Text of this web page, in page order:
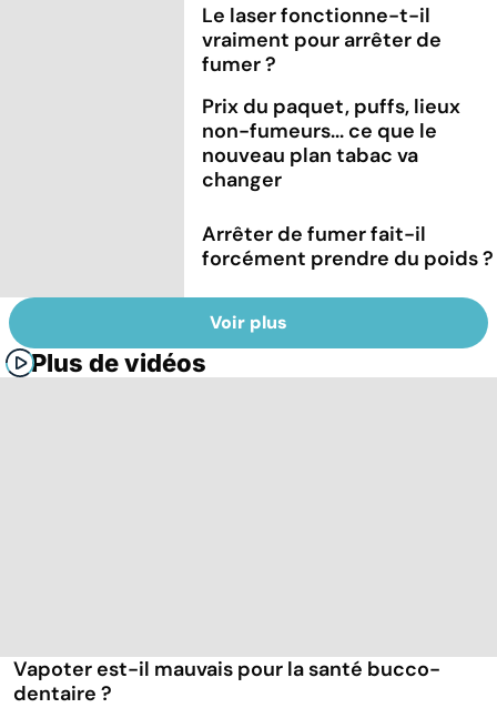
Le laser fonctionne-t-il
vraiment pour arrêter de
fumer ?
Prix du paquet, puffs, lieux
non-fumeurs... ce que le
nouveau plan tabac va
changer
Arrêter de fumer fait-il
forcément prendre du poids ?
Voir plus
Plus de vidéos
Vapoter est-il mauvais pour la santé bucco-
dentaire ?